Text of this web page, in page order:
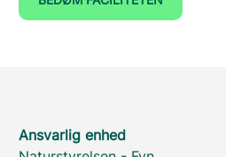
Ansvarlig enhed